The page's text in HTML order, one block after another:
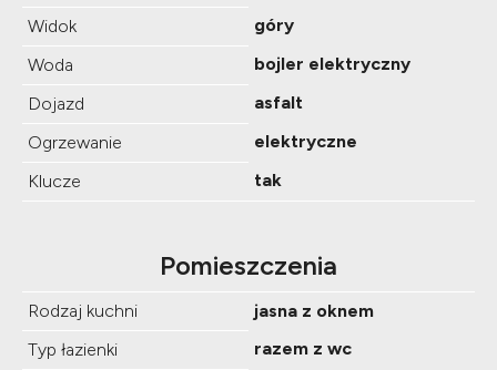
Widok
góry
Woda
bojler elektryczny
Dojazd
asfalt
Ogrzewanie
elektryczne
Klucze
tak
Pomieszczenia
Rodzaj kuchni
jasna z oknem
Typ łazienki
razem z wc